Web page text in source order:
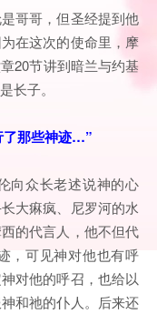
哥哥，但圣经提到他
在这次的使命里，摩
20节讲到暗兰与约基
长子。
了那些神迹…”
向众长老述说神的心
大痳疯、尼罗河的水
的代言人，他不但代
，可见神对他也有呼
对他的呼召，也给以
和祂的仆人。后来还